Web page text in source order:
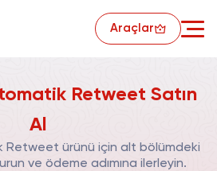
Araçlar
Retweet Satın
Al
Retweet ürünü için alt bölümdeki
ve ödeme adımına ilerleyin.